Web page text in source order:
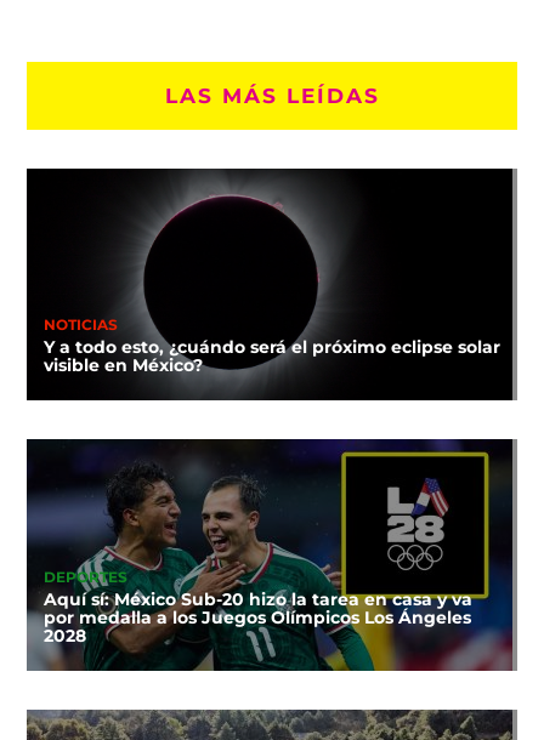
LAS MÁS LEÍDAS
NOTICIAS
Y a todo esto, ¿cuándo será el próximo eclipse solar
visible en México?
DEPORTES
Aquí sí: México Sub-20 hizo la tarea en casa y va
por medalla a los Juegos Olímpicos Los Ángeles
2028